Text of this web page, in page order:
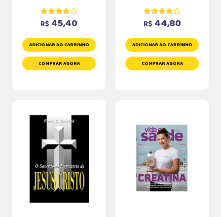
R$ 45,40
ADICIONAR AO CARRINHO
COMPRAR AGORA
R$ 44,80
ADICIONAR AO CARRINHO
COMPRAR AGORA